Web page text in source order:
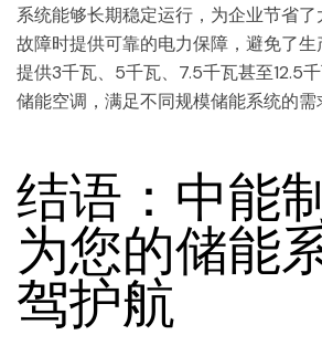
系统能够长期稳定运行，为企业节省
故障时提供可靠的电力保障，避免了
提供3千瓦、5千瓦、7.5千瓦甚至12.5
储能空调，满足不同规模储能系统的需
结语：中能
为您的储能
驾护航